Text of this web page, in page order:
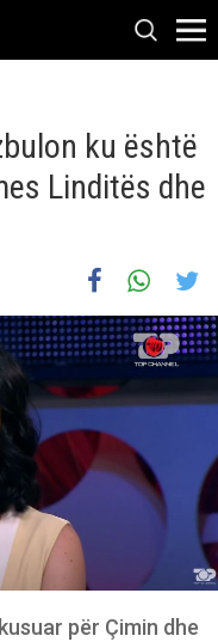
ku është
Linditës dhe
për Çimin dhe